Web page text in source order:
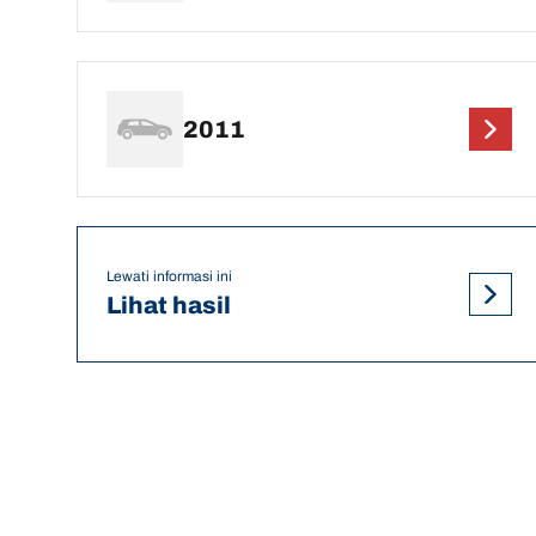
2011
Lewati informasi ini
Lihat hasil